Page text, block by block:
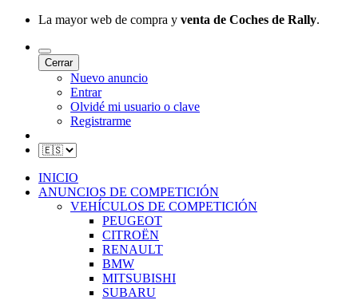
La mayor web de compra y venta de Coches de Rally.
Cerrar
Nuevo anuncio
Entrar
Olvidé mi usuario o clave
Registrarme
INICIO
ANUNCIOS DE COMPETICIÓN
VEHÍCULOS DE COMPETICIÓN
PEUGEOT
CITROËN
RENAULT
BMW
MITSUBISHI
SUBARU